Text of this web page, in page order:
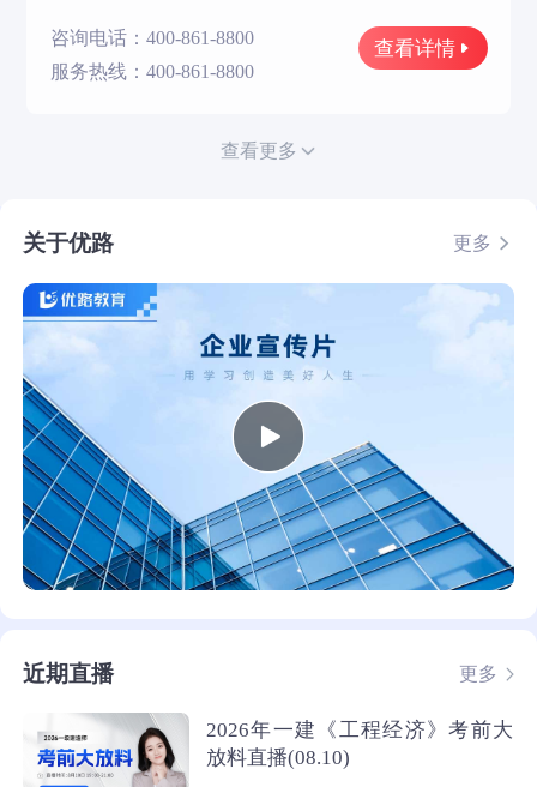
咨询电话：400-861-8800
服务热线：400-861-8800
查看详情
查看更多
关于优路 更多
近期直播 更多
2026年一建《工程经济》考前大
放料直播(08.10)